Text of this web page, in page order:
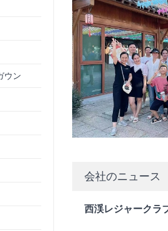
会社のニュース
西渓レジャークラ
ウン